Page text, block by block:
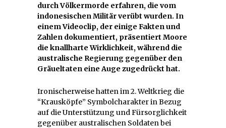
durch Völkermorde erfahren, die vom
indonesischen Militär verübt wurden. In
einem Videoclip, der einige Fakten und
Zahlen dokumentiert, präsentiert Moore
die knallharte Wirklichkeit, während die
australische Regierung gegenüber den
Gräueltaten eine Auge zugedrückt hat.
Ironischerweise hatten im 2. Weltkrieg die
“Krausköpfe” Symbolcharakter in Bezug
auf die Unterstützung und Fürsorglichkeit
gegenüber australischen Soldaten bei